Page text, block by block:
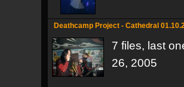
Deathcamp Project - Cathedral
7 files, last
26, 2005